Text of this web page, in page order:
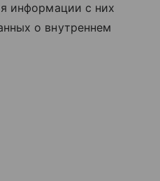
информации с них
о внутреннем